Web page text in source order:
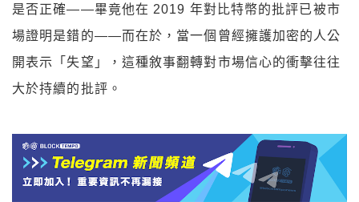
是否正確——畢竟他在 2019 年對比特幣的批評已被市
場證明是錯的——而在於，當一個曾經擁護加密的人公
開表示「失望」，這種敘事翻轉對市場信心的衝擊往往
大於持續的批評。